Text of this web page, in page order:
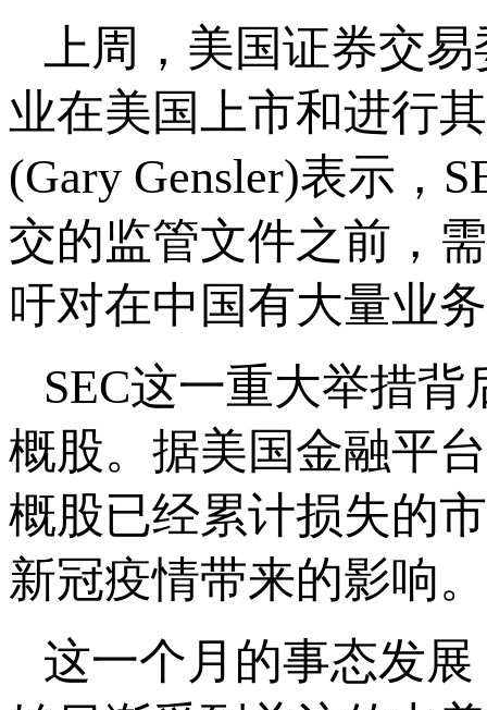
上周，美国证券交
业在美国上市和进行
(Gary Gensler)表示，
交的监管文件之前，
吁对在中国有大量业
SEC这一重大举措
概股。据美国金融平
概股已经累计损失的
新冠疫情带来的影响。
这一个月的事态发